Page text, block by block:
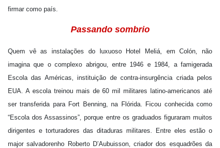
firmar como país.
Passando sombrio
Quem vê as instalações do luxuoso Hotel Meliá, em Colón, não
imagina que o complexo abrigou, entre 1946 e 1984, a famigerada
Escola das Américas, instituição de contra-insurgência criada pelos
EUA. A escola treinou mais de 60 mil militares latino-americanos até
ser transferida para Fort Benning, na Flórida. Ficou conhecida como
“Escola dos Assassinos”, porque entre os graduados figuraram muitos
dirigentes e torturadores das ditaduras militares. Entre eles estão o
major salvadorenho Roberto D’Aubuisson, criador dos esquadrões da